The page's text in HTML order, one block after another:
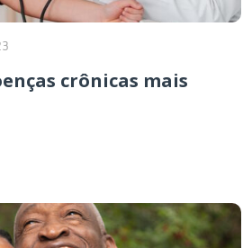
crônicas mais